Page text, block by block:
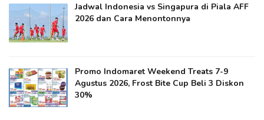
Jadwal Indonesia vs Singapura di Piala AFF
2026 dan Cara Menontonnya
Promo Indomaret Weekend Treats 7-9
Agustus 2026, Frost Bite Cup Beli 3 Diskon
30%